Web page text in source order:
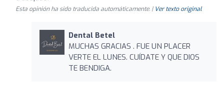
Esta opinión ha sido traducida automáticamente. | Ver texto original
Dental Betel
MUCHAS GRACIAS . FUE UN PLACER
VERTE EL LUNES. CUÍDATE Y QUE DIOS
TE BENDIGA.